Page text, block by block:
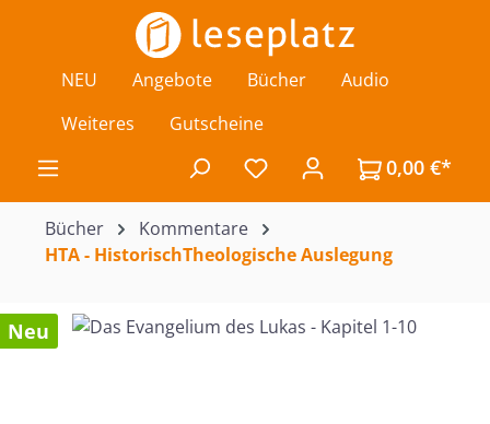
Zum Hauptinhalt springen
NEU Angebote Bücher
Audio
Weiteres
Gutscheine
Du hast 0 Produkte auf
0,00 €*
Bücher
Kommentare
HTA - HistorischTheologische Auslegung
Neu
Bildergalerie überspringen